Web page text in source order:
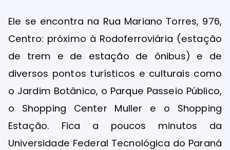
Ele se encontra na Rua Mariano Torres, 976,
Centro: próximo à Rodoferroviária (estação
de trem e de estação de ônibus) e de
diversos pontos turísticos e culturais como
o Jardim Botânico, o Parque Passeio Público,
o Shopping Center Muller e o Shopping
Estação. Fica a poucos minutos da
Universidade Federal Tecnológica do Paraná